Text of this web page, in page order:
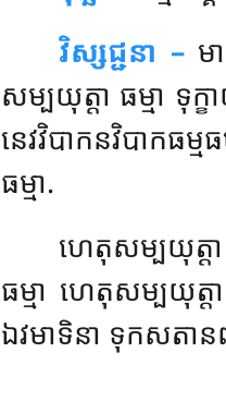
វិស្សជ្ជនា –មា
សម្បយុត្តា ធម្មា ទុក្
នេវវិបាកនវិបាកធម្
ធម្មា.
ហេតុសម្បយុត្តា
ធម្មា ហេតុសម្បយុត្
ឯវមាទិនា ទុកសតានញ្